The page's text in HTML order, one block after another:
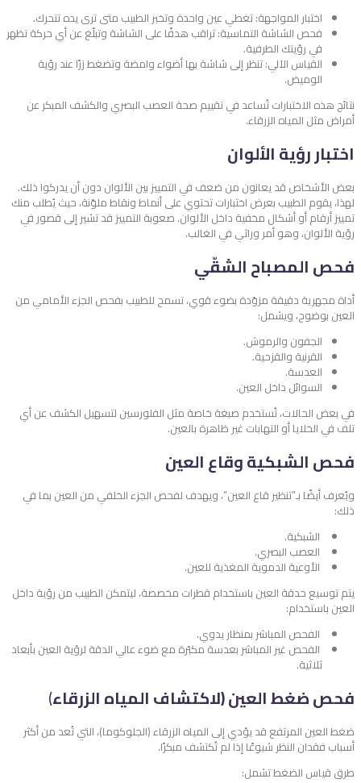
اختبار المواجهة: تغطي عين واحدة وتخبر الطبيب متى ترى يده تتحرك.
فحص الشاشة التماسية: تراقب هدفًا على الشاشة وتبلّغ عن أي حركة تظهر
في رؤيتك الطرفية.
القياس الآلي: تنظر إلى شاشة بها أضواء وامضة وتضغط زرًا عند رؤية
الوميض.
نتائج هذه الاختبارات تُساعد في تقييم صحة العصب البصري والكشف المبكر عن
أمراض مثل المياه الزرقاء.
اختبار رؤية الألوان
بعض الأشخاص قد يعانون من ضعف في التمييز بين الألوان دون أن يدركوا ذلك.
لهذا، يقوم الطبيب بعرض اختبارات تحتوي على أنماط ونقاط ملوّنة، حيث يُطلب منك
تمييز أرقام أو أشكال مخفية داخل الألوان. صعوبة التمييز قد تشير إلى قصور في
رؤية الألوان، وهو أمر وراثي في الغالب.
فحص المصباح الشقّي
أداة مجهرية دقيقة مزوّدة بضوء قوي، تسمح للطبيب بفحص الجزء الأمامي من
العين بوضوح، ويشمل:
الجفون والرموش.
القرنية والقزحية.
العدسة.
السوائل داخل العين.
في بعض الحالات، تُستخدم صبغة خاصة مثل الفلورسين لتسهيل الكشف عن أي
تلف في الخلايا أو التهابات غير ظاهرة بالعين.
فحص الشبكية وقاع العين
ويُعرف أيضًا بـ”تنظير قاع العين”، ويهدف لفحص الجزء الخلفي من العين بما في
ذلك:
الشبكية.
العصب البصري.
الأوعية الدموية المغذية للعين.
يتم توسيع حدقة العين باستخدام قطرات مخصصة، ليتمكن الطبيب من رؤية داخل
العين باستخدام:
الفحص المباشر بمنظار يدوي.
الفحص غير المباشر بعدسة مكبّرة مع ضوء عالي الدقة لرؤية العين بأبعاد
ثلاثية.
فحص ضغط العين (لاكتشاف المياه الزرقاء)
ضغط العين المرتفع قد يؤدي إلى المياه الزرقاء (الجلوكوما)، التي تُعد من أكثر
أسباب فقدان النظر شيوعًا إذا لم تُكتشف مبكرًا.
طرق قياس الضغط تشمل: